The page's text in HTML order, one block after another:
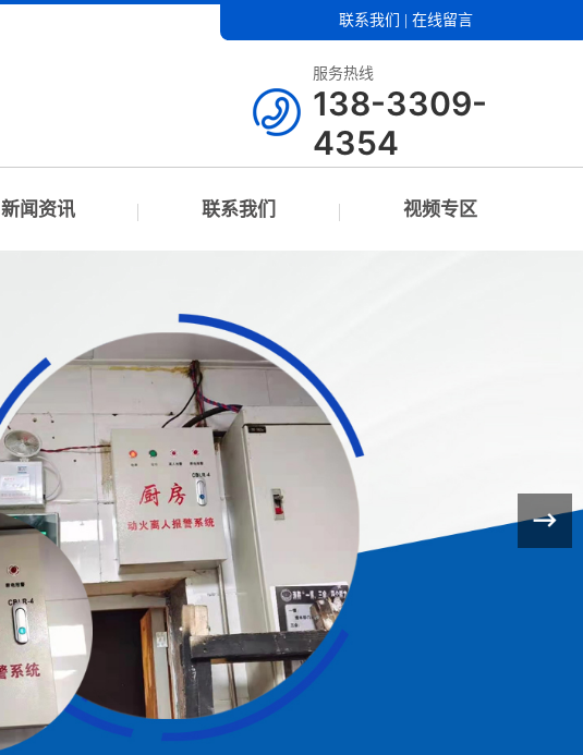
联系我们 在线留言
服务热线
138-3309-
4354
新闻资讯 联系我们 视频专区